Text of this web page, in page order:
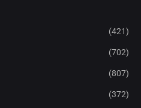
(421)
(702)
(807)
(372)